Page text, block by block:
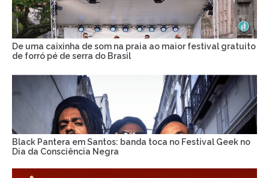
De uma caixinha de som na praia ao maior festival gratuito
de forró pé de serra do Brasil
Black Pantera em Santos: banda toca no Festival Geek no
Dia da Consciência Negra